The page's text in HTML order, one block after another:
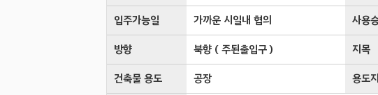
입주가능일
가까운 시일내 협의 사용
방향
북향 ( 주된출입구 ) 지목
건축물 용도
공장 용도